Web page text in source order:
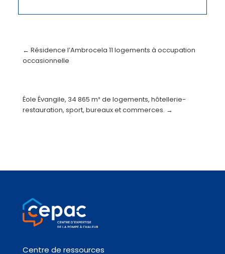
← Résidence l’Ambrocela 11 logements à occupation
occasionnelle
Éole Évangile, 34 865 m² de logements, hôtellerie-
restauration, sport, bureaux et commerces. →
Centre de ressources